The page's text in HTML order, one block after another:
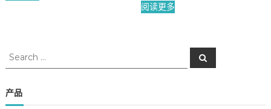
阅读更多
S
r
c
S
e
产品